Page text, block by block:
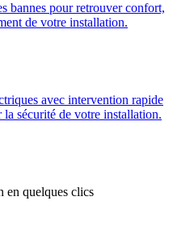
bannes pour retrouver confort,
de votre installation.
avec intervention rapide
sécurité de votre installation.
en quelques clics